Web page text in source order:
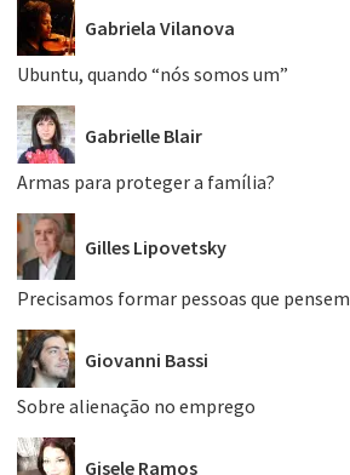
Gabriela Vilanova
Ubuntu, quando “nós somos um”
Gabrielle Blair
Armas para proteger a família?
Gilles Lipovetsky
Precisamos formar pessoas que pensem
Giovanni Bassi
Sobre alienação no emprego
Gisele Ramos